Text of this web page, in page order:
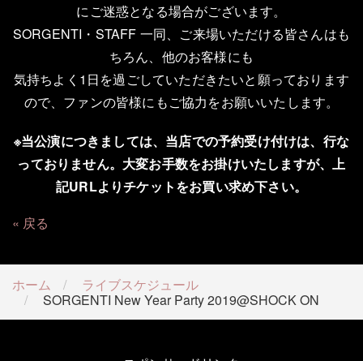
にご迷惑となる場合がございます。
SORGENTI・STAFF 一同、ご来場いただける皆さんはも
ちろん、他のお客様にも
気持ちよく1日を過ごしていただきたいと願っております
ので、ファンの皆様にもご協力をお願いいたします。
※当公演につきましては、当店での予約受け付けは、行な
っておりません。大変お手数をお掛けいたしますが、上
記URLよりチケットをお買い求め下さい。
戻る
ホーム
ライブスケジュール
SORGENTI New Year Party 2019@SHOCK ON